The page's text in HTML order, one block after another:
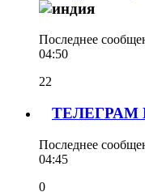
Последнее
04:50
22
ТЕЛЕГРАМ
Последнее
04:45
0